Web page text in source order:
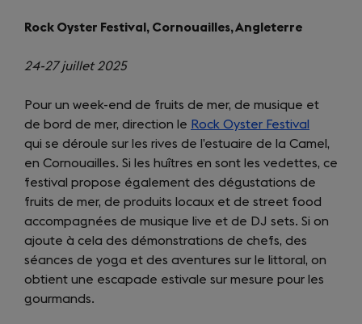
Rock Oyster Festival, Cornouailles, Angleterre
24-27 juillet 2025
Pour un week-end de fruits de mer, de musique et
de bord de mer, direction le Rock Oyster Festival
in
a
new
tab)
qui se déroule sur les rives de l’estuaire de la Camel,
en Cornouailles. Si les huîtres en sont les vedettes, ce
festival propose également des dégustations de
fruits de mer, de produits locaux et de street food
accompagnées de musique live et de DJ sets. Si on
ajoute à cela des démonstrations de chefs, des
séances de yoga et des aventures sur le littoral, on
obtient une escapade estivale sur mesure pour les
gourmands.